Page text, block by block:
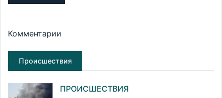
Комментарии
Происшествия
ПРОИСШЕСТВИЯ